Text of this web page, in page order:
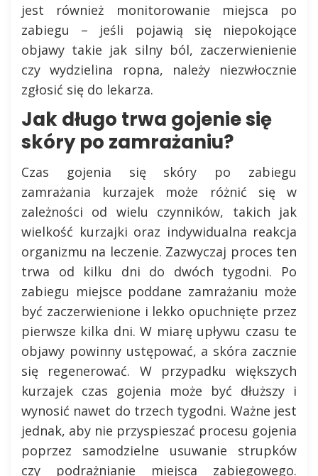
jest również monitorowanie miejsca po
zabiegu – jeśli pojawią się niepokojące
objawy takie jak silny ból, zaczerwienienie
czy wydzielina ropna, należy niezwłocznie
zgłosić się do lekarza.
Jak długo trwa gojenie się
skóry po zamrażaniu?
Czas gojenia się skóry po zabiegu
zamrażania kurzajek może różnić się w
zależności od wielu czynników, takich jak
wielkość kurzajki oraz indywidualna reakcja
organizmu na leczenie. Zazwyczaj proces ten
trwa od kilku dni do dwóch tygodni. Po
zabiegu miejsce poddane zamrażaniu może
być zaczerwienione i lekko opuchnięte przez
pierwsze kilka dni. W miarę upływu czasu te
objawy powinny ustępować, a skóra zacznie
się regenerować. W przypadku większych
kurzajek czas gojenia może być dłuższy i
wynosić nawet do trzech tygodni. Ważne jest
jednak, aby nie przyspieszać procesu gojenia
poprzez samodzielne usuwanie strupków
czy podrażnianie miejsca zabiegowego.